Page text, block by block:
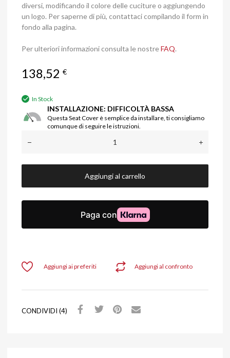
diversi, modificando il colore delle cuciture o aggiungendo
un logo. Per saperne di più, contattaci compilando il form in
fondo alla pagina.
Per ulteriori informazioni consulta le nostreFAQ.
138,52 €
In Stock
INSTALLAZIONE: DIFFICOLTÀ BASSA
Questa Seat Cover è semplice da installare, ti consigliamo
comunque di seguire le istruzioni.
Aggiungi al carrello
Aggiungi al confronto
Aggiungi ai preferiti
CONDIVIDI (4)